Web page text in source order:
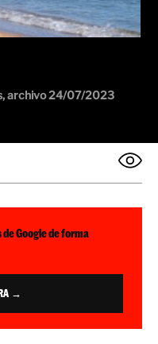
archivo24/07/2023
Google de forma
→